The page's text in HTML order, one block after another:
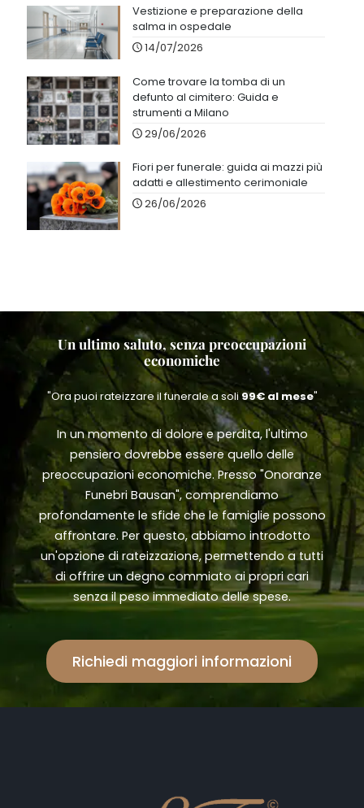
Vestizione e preparazione della
salma in ospedale
14/07/2026
Come trovare la tomba di un
defunto al cimitero: Guida e
strumenti a Milano
29/06/2026
Fiori per funerale: guida ai mazzi più
adatti e allestimento cerimoniale
26/06/2026
Un ultimo saluto, senza preoccupazioni
economiche
"Ora puoi rateizzare il funerale a soli 99€ al mese"
In un momento di dolore e perdita, l'ultimo
pensiero dovrebbe essere quello delle
preoccupazioni economiche. Presso "Onoranze
Funebri Bausan", comprendiamo
profondamente le sfide che le famiglie possono
affrontare. Per questo, abbiamo introdotto
un'opzione di rateizzazione, permettendo a tutti
di offrire un degno commiato ai propri cari
senza il peso immediato delle spese.
Richiedi maggiori informazioni